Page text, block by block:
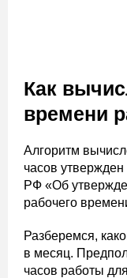
Как
времени
Алгоритм
часов
РФ «Об
рабочего
Разберемся,
в месяц.
часов работы